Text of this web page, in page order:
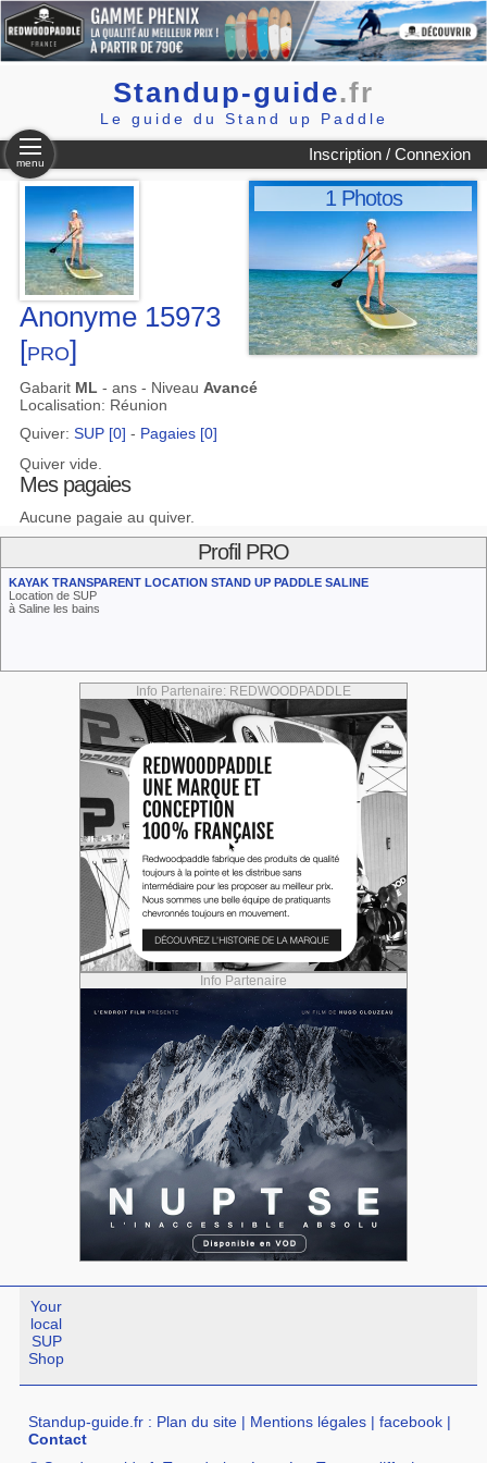
Standup-guide.fr
Le guide du Stand up Paddle
Inscription / Connexion
menu
1 Photos
Anonyme 15973
[pro]
Gabarit ML - ans - Niveau Avancé
Localisation: Réunion
Quiver: SUP [0] - Pagaies [0]
Quiver vide.
Mes pagaies
Aucune pagaie au quiver.
Profil PRO
KAYAK TRANSPARENT LOCATION STAND UP PADDLE SALINE
Location de SUP
à Saline les bains
Info Partenaire: REDWOODPADDLE
Info Partenaire
Your
local
SUP
Shop
Standup-guide.fr : Plan du site | Mentions légales |facebook |
Contact